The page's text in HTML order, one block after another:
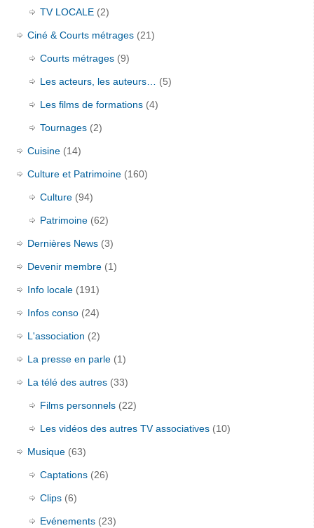
TV LOCALE (2)
Ciné & Courts métrages (21)
Courts métrages (9)
Les acteurs, les auteurs… (5)
Les films de formations (4)
Tournages (2)
Cuisine (14)
Culture et Patrimoine (160)
Culture (94)
Patrimoine (62)
Dernières News (3)
Devenir membre (1)
Info locale (191)
Infos conso (24)
L'association (2)
La presse en parle (1)
La télé des autres (33)
Films personnels (22)
Les vidéos des autres TV associatives (10)
Musique (63)
Captations (26)
Clips (6)
Evénements (23)